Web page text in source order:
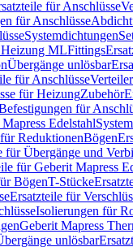
für Anschlüsse
für Anschlüsse
Systemdichtungen
Heizung MLFittings
Übergänge unlösbar
für Anschlüsse
für HeizungZubehör
für
Edelstahl
ReduktionenBögen
für Übergänge und
für Geberit Mapress
BögenT-Stücke
Ersatzteile für
Isolierungen für
Geberit Mapress
unlösbar